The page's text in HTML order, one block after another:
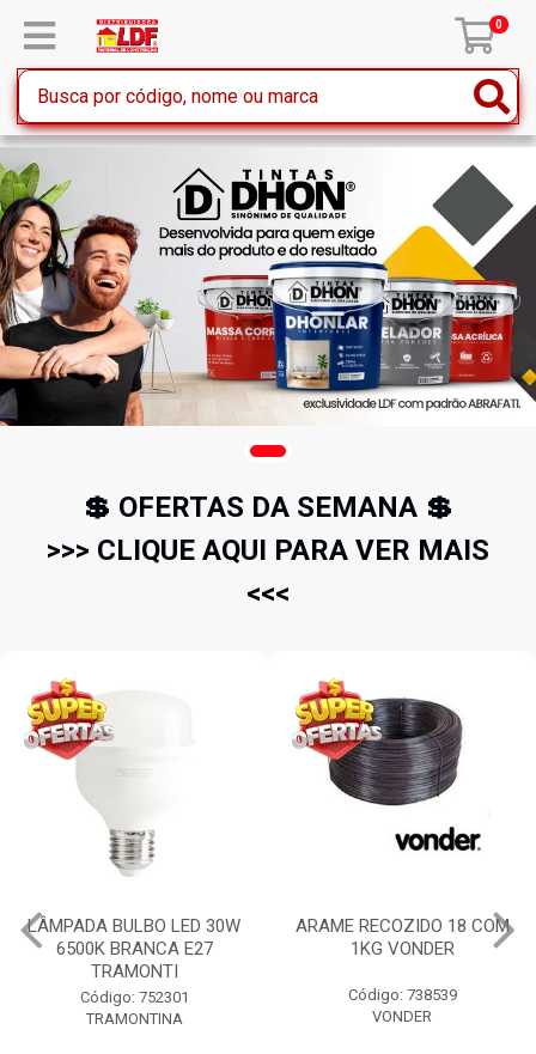
0
💲 OFERTAS DA SEMANA 💲
>>> CLIQUE AQUI PARA VER MAIS
<<<
LÂMPADA BULBO LED 30W
6500K BRANCA E27
TRAMONTI
Código: 752301
TRAMONTINA
ARAME RECOZIDO 18 COM
1KG VONDER
Código: 738539
VONDER